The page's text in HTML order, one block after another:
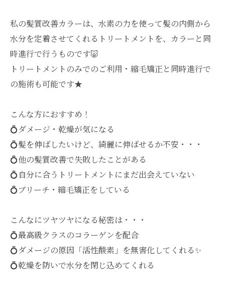
私の髪質改善カラーは、水素の力を使って髪の内側から
水分を定着させてくれるトリートメントを、カラーと同
時進行で行うものです🐷
トリートメントのみでのご利用・縮毛矯正と同時進行で
の施術も可能です★
こんな方におすすめ！
💍ダメージ・乾燥が気になる
💍髪を伸ばしたいけど、綺麗に伸ばせるか不安・・・
💍他の髪質改善で失敗したことがある
💍自分に合うトリートメントにまだ出会えていない
💍ブリーチ・縮毛矯正をしている
こんなにツヤツヤになる秘密は・・・
💍最高級クラスのコラーゲンを配合
💍ダメージの原因「活性酸素」を無害化してくれる✨
💍乾燥を防いで水分を閉じ込めてくれる